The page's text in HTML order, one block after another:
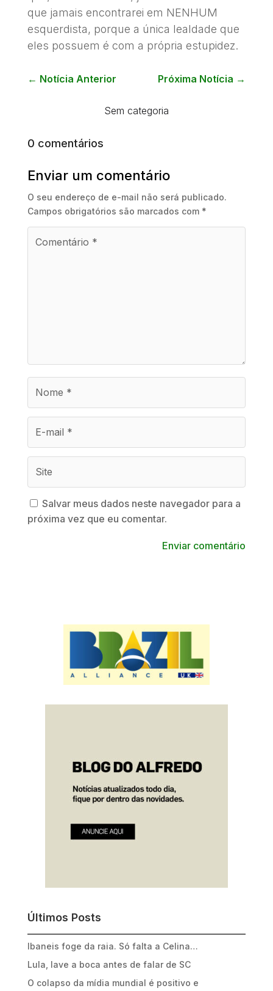
que jamais encontrarei em NENHUM
esquerdista, porque a única lealdade que
eles possuem é com a própria estupidez.
← Notícia Anterior Próxima Notícia →
Sem categoria
0 comentários
Enviar um comentário
O seu endereço de e-mail não será publicado.
Campos obrigatórios são marcados com *
Salvar meus dados neste navegador para a
próxima vez que eu comentar.
Enviar comentário
Últimos Posts
Ibaneis foge da raia. Só falta a Celina…
Lula, lave a boca antes de falar de SC
O colapso da mídia mundial é positivo e